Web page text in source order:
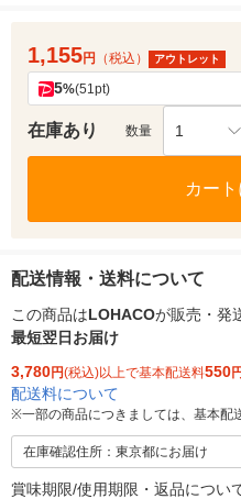
1,155円 （税込） アウトレット
5%(51pt)
在庫あり 数量 1
カー
配送情報・送料について
この商品はLOHACOが販売・発
最短翌日お届け
3,780円(税込)以上で基本配送料550円
配送料について
※一部の商品につきましては、基本配
在庫確認住所：東京都にお届け
賞味期限/使用期限・返品につい